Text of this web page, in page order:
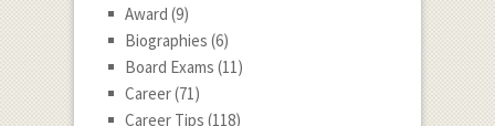
Award (9)
Biographies (6)
Board Exams (11)
Career(71)
Career Tips (118)